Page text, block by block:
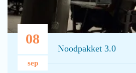
08
sep
Noodpakket 3.0